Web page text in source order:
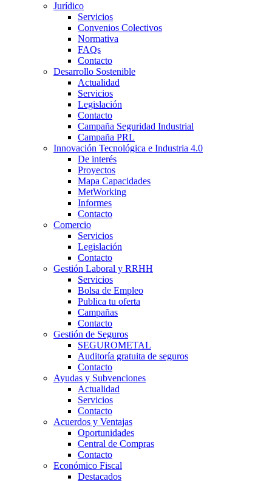
Jurídico
Servicios
Convenios Colectivos
Normativa
FAQs
Contacto
Desarrollo Sostenible
Actualidad
Servicios
Legislación
Contacto
Campaña Seguridad Industrial
Campaña PRL
Innovación Tecnológica e Industria 4.0
De interés
Proyectos
Mapa Capacidades
MetWorking
Informes
Contacto
Comercio
Servicios
Legislación
Contacto
Gestión Laboral y RRHH
Servicios
Bolsa de Empleo
Publica tu oferta
Campañas
Contacto
Gestión de Seguros
SEGUROMETAL
Auditoría gratuita de seguros
Contacto
Ayudas y Subvenciones
Actualidad
Servicios
Contacto
Acuerdos y Ventajas
Oportunidades
Central de Compras
Contacto
Económico Fiscal
Destacados